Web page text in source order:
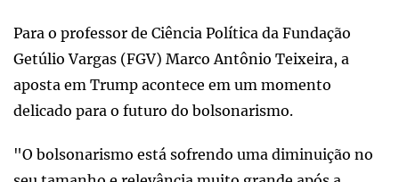
Para o professor de Ciência Política da Fundação
Getúlio Vargas (FGV) Marco Antônio Teixeira, a
aposta em Trump acontece em um momento
delicado para o futuro do bolsonarismo.
"O bolsonarismo está sofrendo uma diminuição no